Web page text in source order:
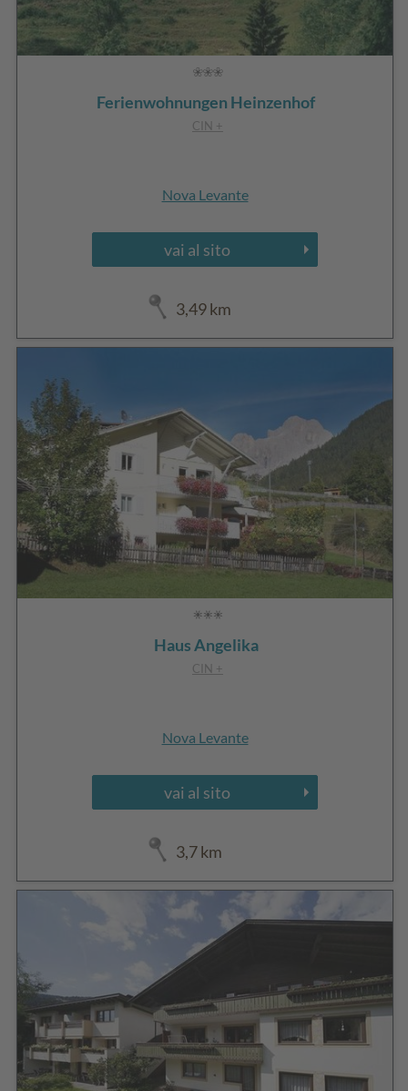
Ferienwohnungen Heinzenhof
CIN +
Nova Levante
vai al sito
3,49 km
Haus Angelika
CIN +
Nova Levante
vai al sito
3,7 km